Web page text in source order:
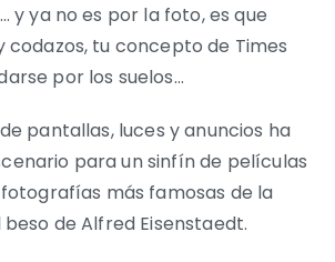
y ya no es por la foto, es que
tu concepto de Times
por los suelos…
pantallas, luces y anuncios ha
para un sinfín de películas
más famosas de la
de Alfred Eisenstaedt.